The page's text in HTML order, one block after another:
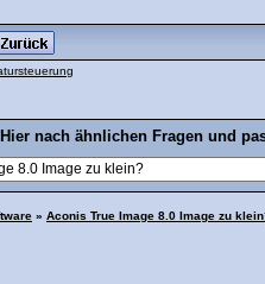
nach ähnlichen Fragen und
» Aconis True Image 8.0 Image zu